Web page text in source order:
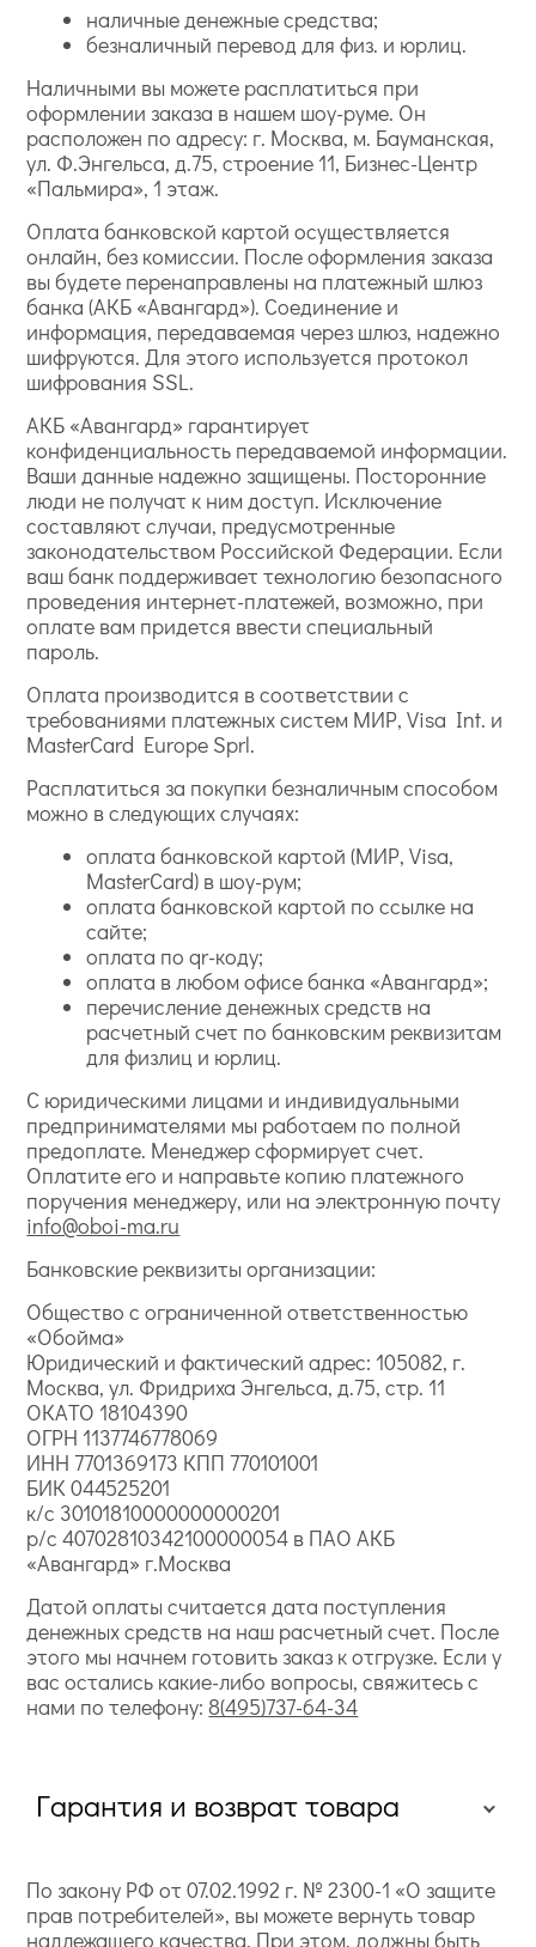
наличные денежные средства;
безналичный перевод для физ. и юрлиц.
Наличными вы можете расплатиться при
оформлении заказа в нашем шоу-руме. Он
расположен по адресу: г. Москва, м. Бауманская,
ул. Ф.Энгельса, д.75, строение 11, Бизнес-Центр
«Пальмира», 1 этаж.
Оплата банковской картой осуществляется
онлайн, без комиссии. После оформления заказа
вы будете перенаправлены на платежный шлюз
банка (АКБ «Авангард»). Соединение и
информация, передаваемая через шлюз, надежно
шифруются. Для этого используется протокол
шифрования SSL.
АКБ «Авангард» гарантирует
конфиденциальность передаваемой информации.
Ваши данные надежно защищены. Посторонние
люди не получат к ним доступ. Исключение
составляют случаи, предусмотренные
законодательством Российской Федерации. Если
ваш банк поддерживает технологию безопасного
проведения интернет-платежей, возможно, при
оплате вам придется ввести специальный
пароль.
Оплата производится в соответствии с
требованиями платежных систем МИР, Visa Int. и
MasterCard Europe Sprl.
Расплатиться за покупки безналичным способом
можно в следующих случаях:
оплата банковской картой (МИР, Visa,
MasterCard) в шоу-рум;
оплата банковской картой по ссылке на
сайте;
оплата по qr-коду;
оплата в любом офисе банка «Авангард»;
перечисление денежных средств на
расчетный счет по банковским реквизитам
для физлиц и юрлиц.
С юридическими лицами и индивидуальными
предпринимателями мы работаем по полной
предоплате. Менеджер сформирует счет.
Оплатите его и направьте копию платежного
поручения менеджеру, или на электронную почту
info@oboi-ma.ru
Банковские реквизиты организации:
Общество с ограниченной ответственностью
«Обойма»
Юридический и фактический адрес: 105082, г.
Москва, ул. Фридриха Энгельса, д.75, стр. 11
ОКАТО 18104390
ОГРН 1137746778069
ИНН 7701369173 КПП 770101001
БИК 044525201
к/с 30101810000000000201
р/с 40702810342100000054 в ПАО АКБ
«Авангард» г.Москва
Датой оплаты считается дата поступления
денежных средств на наш расчетный счет. После
этого мы начнем готовить заказ к отгрузке. Если у
вас остались какие-либо вопросы, свяжитесь с
нами по телефону: 8(495)737-64-34
Гарантия и возврат товара
По закону РФ от 07.02.1992 г. № 2300-1 «О защите
прав потребителей», вы можете вернуть товар
надлежащего качества. При этом, должны быть